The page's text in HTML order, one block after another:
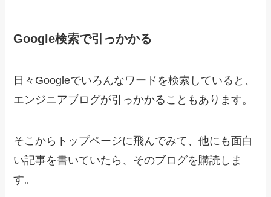
Google検索で引っかかる
日々Googleでいろんなワードを検索していると、
エンジニアブログが引っかかることもあります。
そこからトップページに飛んでみて、他にも面白
い記事を書いていたら、そのブログを購読しま
す。